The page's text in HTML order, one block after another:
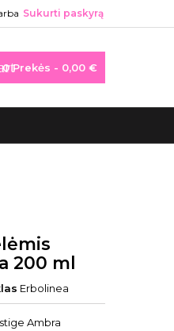
Sukurti paskyrą
0Prekės - 0,00 €
200 ml
Erbolinea
Ambra